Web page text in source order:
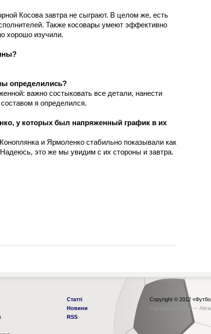
Косова завтра не сыграют. В целом же, есть
Также косовары умеют эффективно
хорошо изучили.
определились?
важно состыковать все детали, нанести
я определился.
у которых был напряженный график в их
и Ярмоленко стабильно показывали как
это же мы увидим с их стороны и завтра.
Статті
Новини
RSS
Copyright © 2012
Рорзробка сайта —